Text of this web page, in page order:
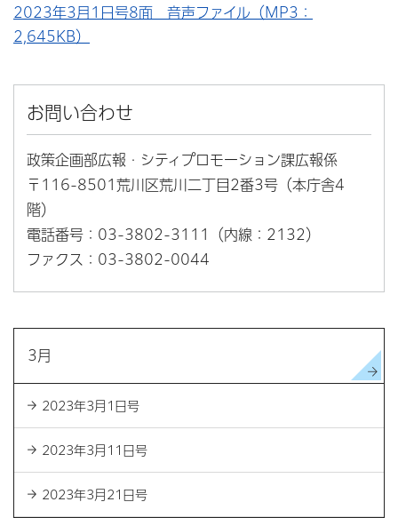
2023年3月1日号8面 音声ファイル（MP3：
2,645KB）
お問い合わせ
政策企画部広報・シティプロモーション課広報係
〒116-8501荒川区荒川二丁目2番3号（本庁舎4
階）
電話番号：03-3802-3111（内線：2132）
ファクス：03-3802-0044
3月
2023年3月1日号
2023年3月11日号
2023年3月21日号